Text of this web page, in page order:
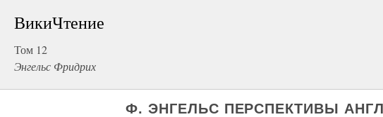
ВикиЧтение
Том 12
Энгельс Фридрих
Ф. ЭНГЕЛЬС ПЕРСПЕКТИВЫ